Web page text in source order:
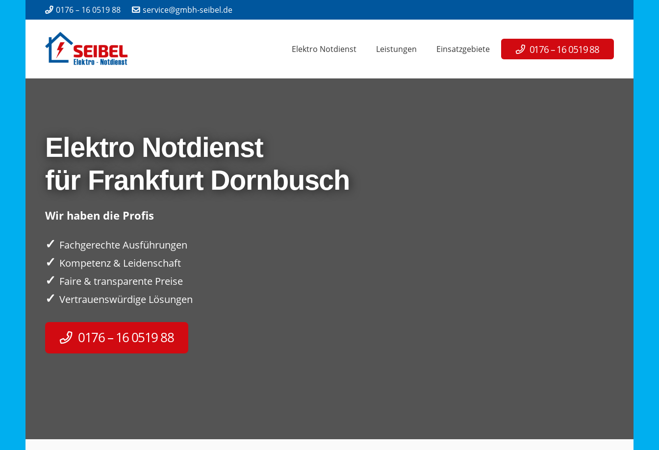
0176 – 16 0519 88 service@gmbh-seibel.de
Elektro Notdienst Leistungen Einsatzgebiete 0176 – 16 0519 88
Elektro Notdienst
für Frankfurt Dornbusch
Wir haben die Profis
✓ Fachgerechte Ausführungen
✓ Kompetenz & Leidenschaft
✓ Faire & transparente Preise
✓ Vertrauenswürdige Lösungen
0176 – 16 0519 88